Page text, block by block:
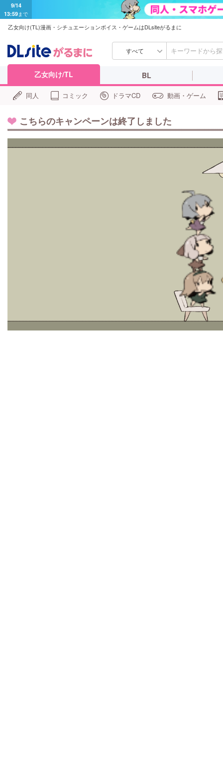
9/14
13:59まで
乙女向け(TL)漫画・シチュエーションボイス・ゲームはDLsiteがるまに
すべて
乙女向け/TL BL
同人 コミック ドラマCD 動画・ゲーム
こちらのキャンペーンは終了しました